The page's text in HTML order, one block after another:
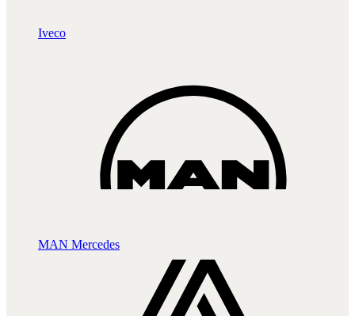
Iveco
MAN Mercedes